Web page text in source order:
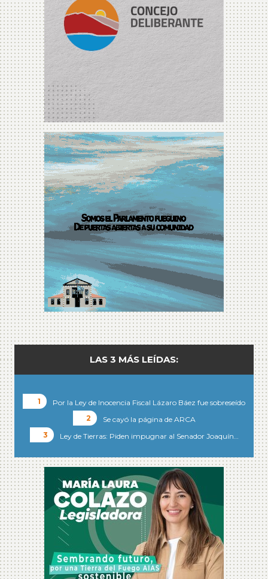
LAS 3 MÁS LEÍDAS:
Por la Ley de Inocencia Fiscal Lázaro Báez fue sobreseído
Se cayó la página de ARCA
Ley de Tierras: Piden impugnar al Senador Joaquín…